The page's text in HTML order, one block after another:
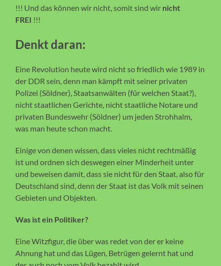
!!! Und das können wir nicht, somit sind wir nicht
FREI !!!
Denkt daran:
Eine Revolution heute wird nicht so friedlich wie 1989 in
der DDR sein, denn man kämpft mit seiner privaten
Polizei (Söldner), Staatsanwälten (für welchen Staat?),
nicht staatlichen Gerichte, nicht staatliche Notare und
privaten Bundeswehr (Söldner) um jeden Strohhalm,
was man heute schon macht.
Einige von denen wissen, dass vieles nicht rechtmäßig
ist und ordnen sich deswegen einer Minderheit unter
und beweisen damit, dass sie nicht für den Staat, also für
Deutschland sind, denn der Staat ist das Volk mit seinen
Gebieten und Objekten.
Was ist ein Politiker?
Eine Witzfigur, die über was redet von der er keine
Ahnung hat und das Lügen, Betrügen gelernt hat und